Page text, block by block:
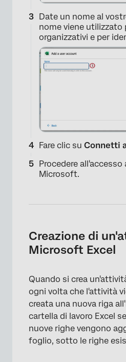
Date un nome al
nome viene utilizzato
organizzativi e per
Fare clic su Connetti
Procedere
Microsoft.
Creazione di
Microsoft Excel
Quando si crea
ogni volta che l'attività
creata una nuova riga
cartella di lavoro Excel
nuove righe vengono
foglio, sotto le righe